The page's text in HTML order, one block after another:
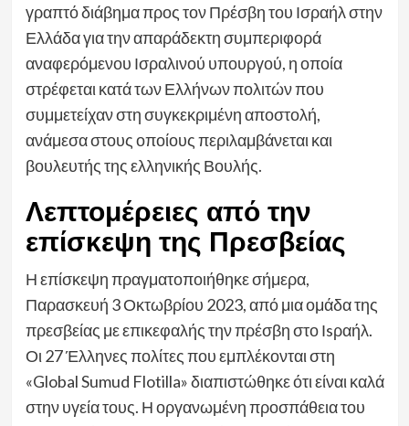
γραπτό διάβημα προς τον Πρέσβη του Ισραήλ στην
Ελλάδα για την απαράδεκτη συμπεριφορά
αναφερόμενου Ισραλινού υπουργού, η οποία
στρέφεται κατά των Ελλήνων πολιτών που
συμμετείχαν στη συγκεκριμένη αποστολή,
ανάμεσα στους οποίους περιλαμβάνεται και
βουλευτής της ελληνικής Βουλής.
Λεπτομέρειες από την
επίσκεψη της Πρεσβείας
Η επίσκεψη πραγματοποιήθηκε σήμερα,
Παρασκευή 3 Οκτωβρίου 2023, από μια ομάδα της
πρεσβείας με επικεφαλής την πρέσβη στο Ιsραήλ.
Οι 27 Έλληνες πολίτες που εμπλέκονται στη
«Global Sumud Flotilla» διαπιστώθηκε ότι είναι καλά
στην υγεία τους. Η οργανωμένη προσπάθεια του